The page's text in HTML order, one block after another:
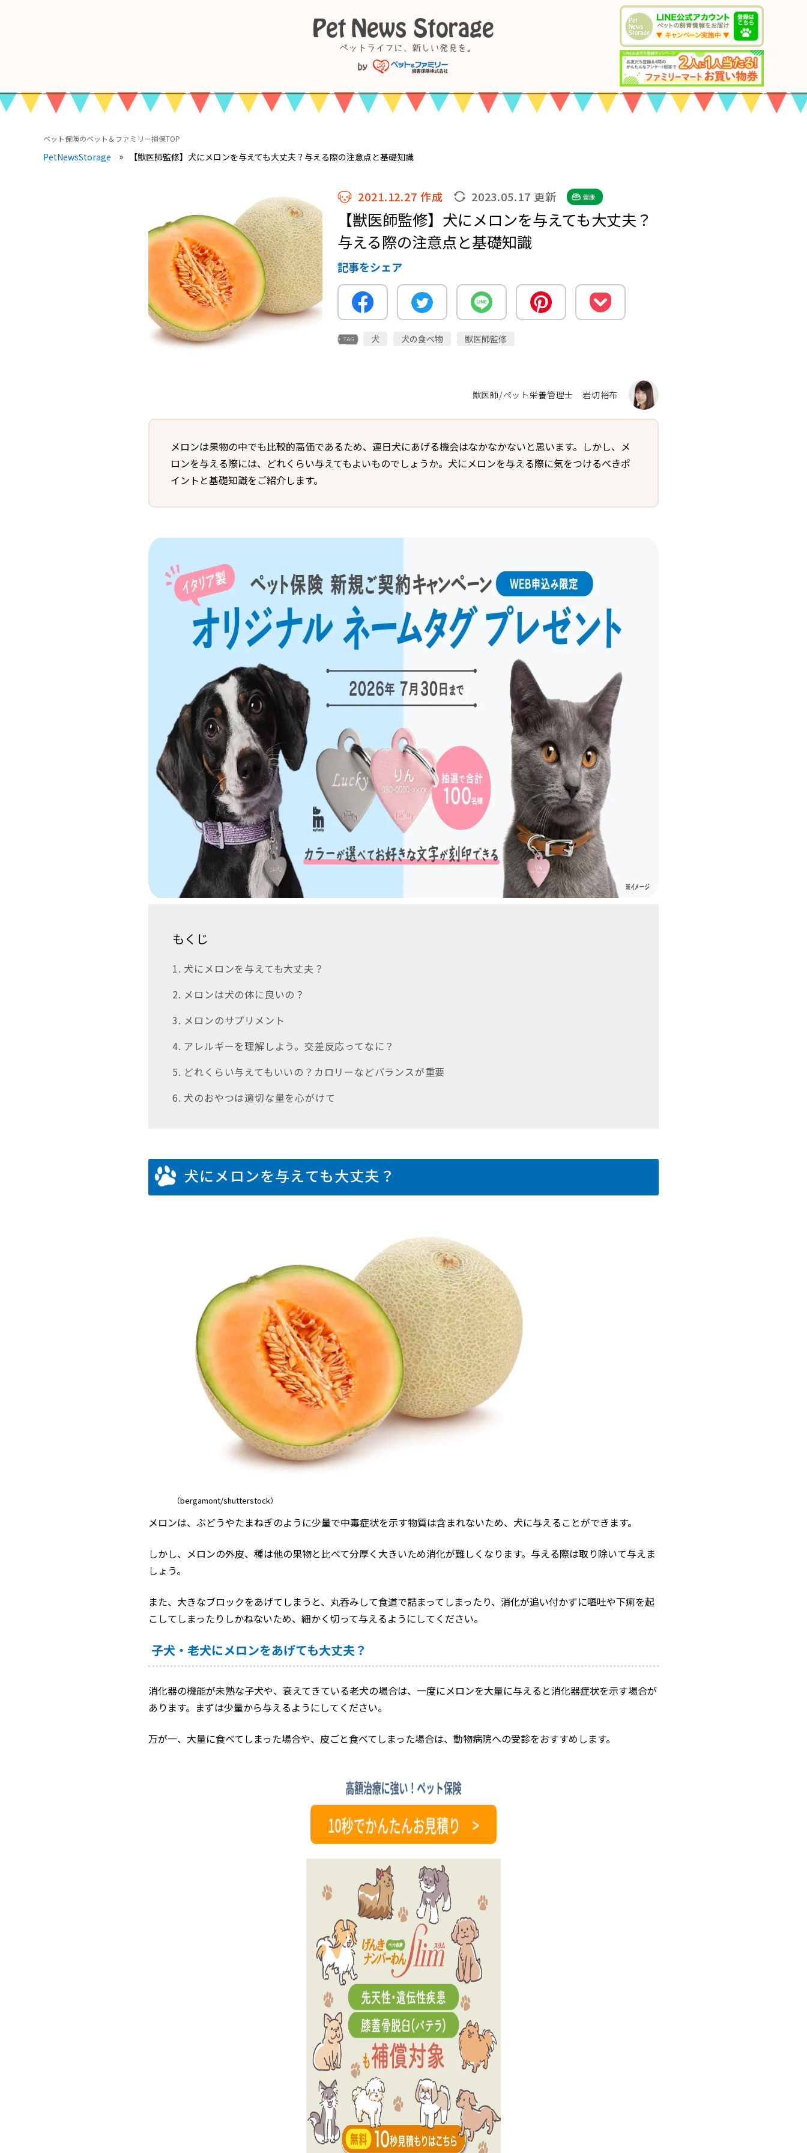
ペット保険のペット＆ファミリー損保TOP
PetNewsStorage 【獣医師監修】犬にメロンを与えても大丈夫？与える際の注意点と基礎知識
2021.12.27 作成 2023.05.17 更新 健康
【獣医師監修】犬にメロンを与えても大丈夫？
与える際の注意点と基礎知識
記事をシェア
犬 犬の食べ物 獣医師監修
獣医師/ペット栄養管理士 岩切裕布
メロンは果物の中でも比較的高価であるため、連日犬にあげる機会はなかなかないと思います。しかし、メ
ロンを与える際には、どれくらい与えてもよいものでしょうか。犬にメロンを与える際に気をつけるべきポ
イントと基礎知識をご紹介します。
もくじ
1. 犬にメロンを与えても大丈夫？
2. メロンは犬の体に良いの？
3. メロンのサプリメント
4. アレルギーを理解しよう。交差反応ってなに？
5. どれくらい与えてもいいの？カロリーなどバランスが重要
6. 犬のおやつは適切な量を心がけて
犬にメロンを与えても大丈夫？
（bergamont/shutterstock）
メロンは、ぶどうやたまねぎのように少量で中毒症状を示す物質は含まれないため、犬に与えることができます。
しかし、メロンの外皮、種は他の果物と比べて分厚く大きいため消化が難しくなります。与える際は取り除いて与えま
しょう。
また、大きなブロックをあげてしまうと、丸呑みして食道で詰まってしまったり、消化が追い付かずに嘔吐や下痢を起
こしてしまったりしかねないため、細かく切って与えるようにしてください。
子犬・老犬にメロンをあげても大丈夫？
消化器の機能が未熟な子犬や、衰えてきている老犬の場合は、一度にメロンを大量に与えると消化器症状を示す場合が
あります。まずは少量から与えるようにしてください。
万が一、大量に食べてしまった場合や、皮ごと食べてしまった場合は、動物病院への受診をおすすめします。